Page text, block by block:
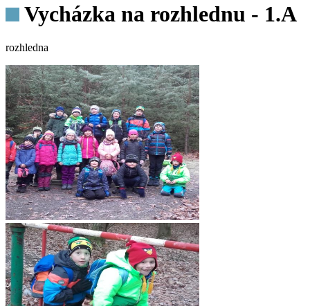
Vycházka na rozhlednu - 1.A
rozhledna